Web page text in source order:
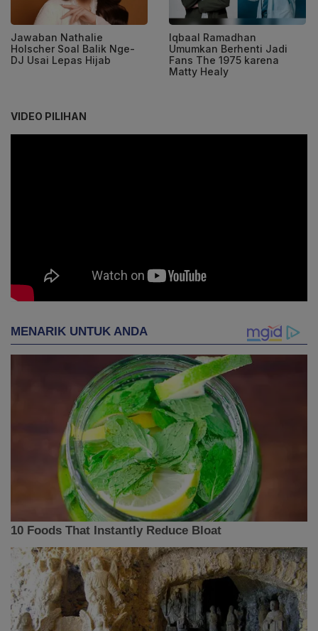
Jawaban Nathalie
Holscher Soal Balik Nge-
DJ Usai Lepas Hijab
Iqbaal Ramadhan
Umumkan Berhenti Jadi
Fans The 1975 karena
Matty Healy
VIDEO PILIHAN